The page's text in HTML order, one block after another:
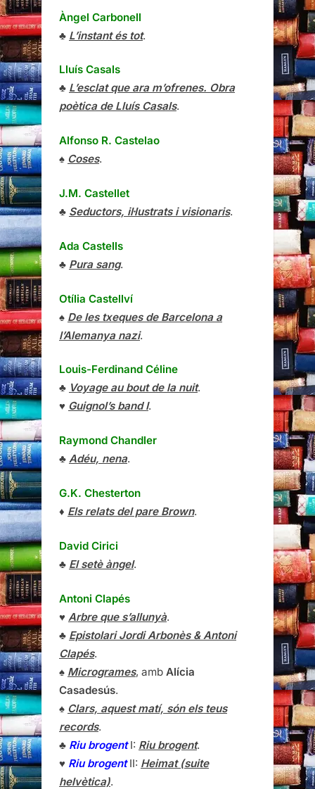
Àngel Carbonell
♣ L’instant és tot.
Lluís Casals
♣ L’esclat que ara m’ofrenes. Obra
poètica de Lluís Casals.
Alfonso R. Castelao
♠ Coses.
J.M. Castellet
♣ Seductors, il·lustrats i visionaris.
Ada Castells
♣ Pura sang.
Otília Castellví
♠ De les txeques de Barcelona a
l’Alemanya nazi.
Louis-Ferdinand Céline
♣ Voyage au bout de la nuit.
♥ Guignol’s band I.
Raymond Chandler
♣ Adéu, nena.
G.K. Chesterton
♦ Els relats del pare Brown.
David Cirici
♣ El setè àngel.
Antoni Clapés
♥ Arbre que s’allunyà.
♣ Epistolari Jordi Arbonès & Antoni
Clapés.
♠ Microgrames, amb Alícia
Casadesús.
♠ Clars, aquest matí, són els teus
records.
♣ Riu brogentI: Riu brogent.
♥ Riu brogentII: Heimat (suite
helvètica).